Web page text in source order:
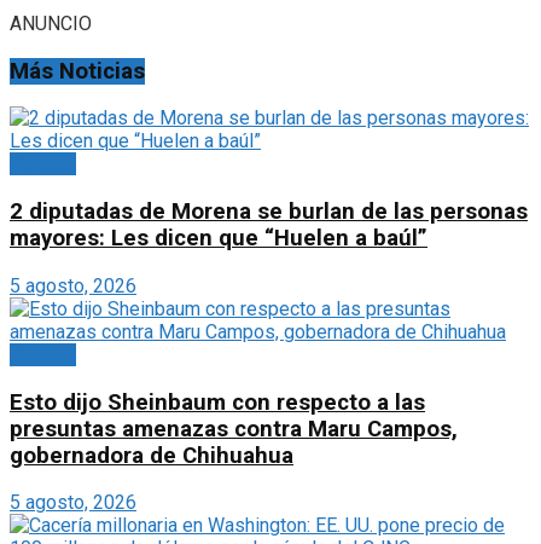
ANUNCIO
Más Noticias
2 diputadas de Morena se burlan de las personas
mayores: Les dicen que “Huelen a baúl”
5 agosto, 2026
Esto dijo Sheinbaum con respecto a las
presuntas amenazas contra Maru Campos,
gobernadora de Chihuahua
5 agosto, 2026